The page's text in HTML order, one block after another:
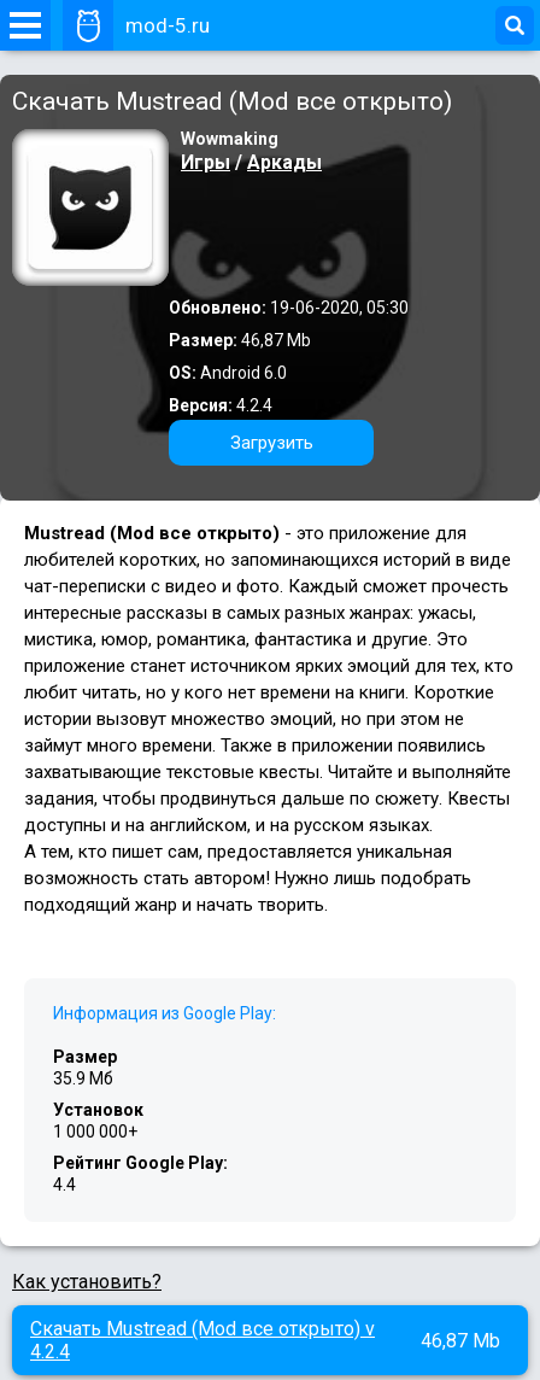
mod-5.ru
Скачать Mustread (Mod все открыто)
Wowmaking
Игры/Аркады
Обновлено: 19-06-2020, 05:30
Размер: 46,87 Mb
OS: Android 6.0
Версия: 4.2.4
Загрузить
Mustread (Mod все открыто) - это приложение для
любителей коротких, но запоминающихся историй в виде
чат-переписки с видео и фото. Каждый сможет прочесть
интересные рассказы в самых разных жанрах: ужасы,
мистика, юмор, романтика, фантастика и другие. Это
приложение станет источником ярких эмоций для тех, кто
любит читать, но у кого нет времени на книги. Короткие
истории вызовут множество эмоций, но при этом не
займут много времени. Также в приложении появились
захватывающие текстовые квесты. Читайте и выполняйте
задания, чтобы продвинуться дальше по сюжету. Квесты
доступны и на английском, и на русском языках.
А тем, кто пишет сам, предоставляется уникальная
возможность стать автором! Нужно лишь подобрать
подходящий жанр и начать творить.
Информация из Google Play:
Размер
35.9 Мб
Установок
1 000 000+
Рейтинг Google Play:
4.4
Как установить?
Скачать Mustread (Mod все открыто) v
4.2.4
46,87 Mb